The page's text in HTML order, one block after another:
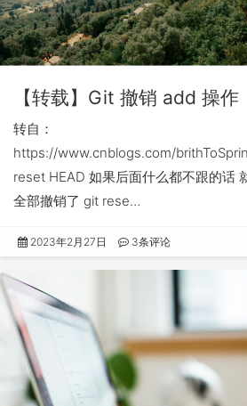
【转载】Git 撤销 add 操作
转自：
https://www.cnblogs.com/
reset HEAD 如果后面什么都不跟的话
全部撤销了 git rese…
2023年2月27日 3条评论